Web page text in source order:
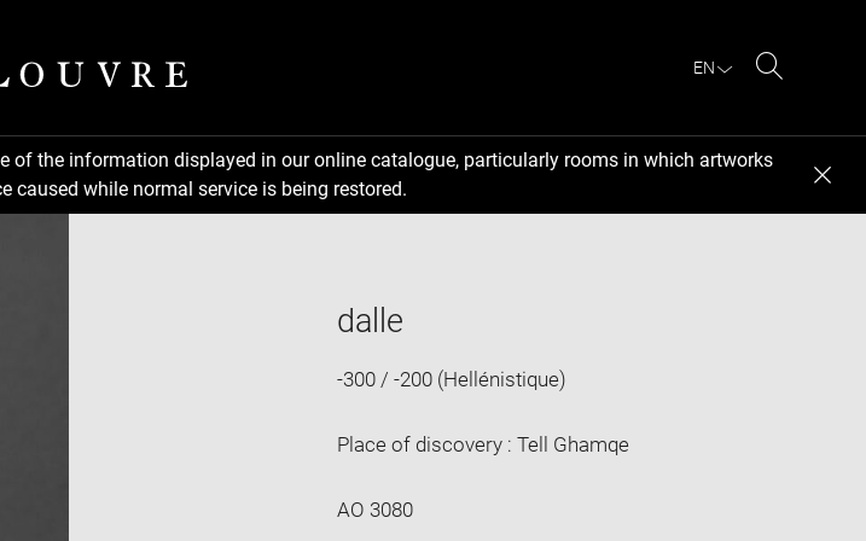
EN
of the information displayed in our online catalogue, particularly rooms in which artworks
caused while normal service is being restored.
dalle
-300 / -200 (Hellénistique)
Place of discovery : Tell Ghamqe
AO 3080